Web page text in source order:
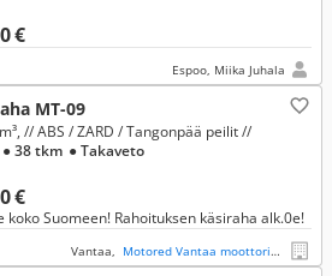
€
Espoo, Miika Juhala
MT-09
€
// ABS / ZARD / Tangonpää peilit //
● 38 tkm ● Takaveto
Suomeen! Rahoituksen käsiraha alk.0e!
Vantaa, Motored Vantaa moottoripyörät